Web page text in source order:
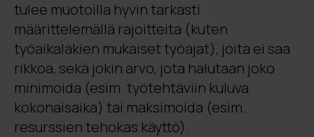
tulee muotoilla hyvin tarkasti
määrittelemällä rajoitteita (kuten
työaikalakien mukaiset työajat), joita ei saa
rikkoa, sekä jokin arvo, jota halutaan joko
minimoida (esim. työtehtäviin kuluva
kokonaisaika) tai maksimoida (esim.
resurssien tehokas käyttö).